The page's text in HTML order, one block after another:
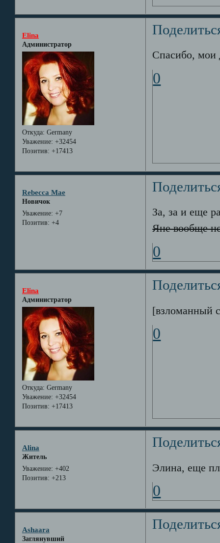
Elina
Администратор
Откуда: Germany
Уважение: +32454
Позитив: +17413
Спасибо, мои
0
Rebecca Mae
Новичок
Уважение: +7
Позитив: +4
За, за и еще
Яне вообще
0
Elina
Администратор
Откуда: Germany
Уважение: +32454
Позитив: +17413
[взломанный
0
Alina
Житель
Уважение: +402
Позитив: +213
Элина, еще
0
Ashaara
Заглянувший